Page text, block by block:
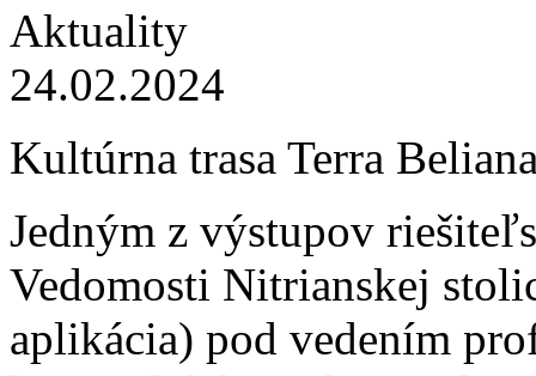
Aktuality
24.02.2024
Kultúrna trasa Terra
Jedným z výstupov
Vedomosti Nitrianskej
aplikácia) pod vedením